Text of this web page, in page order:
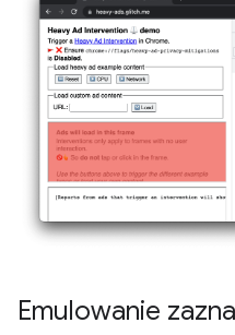
Emulowanie